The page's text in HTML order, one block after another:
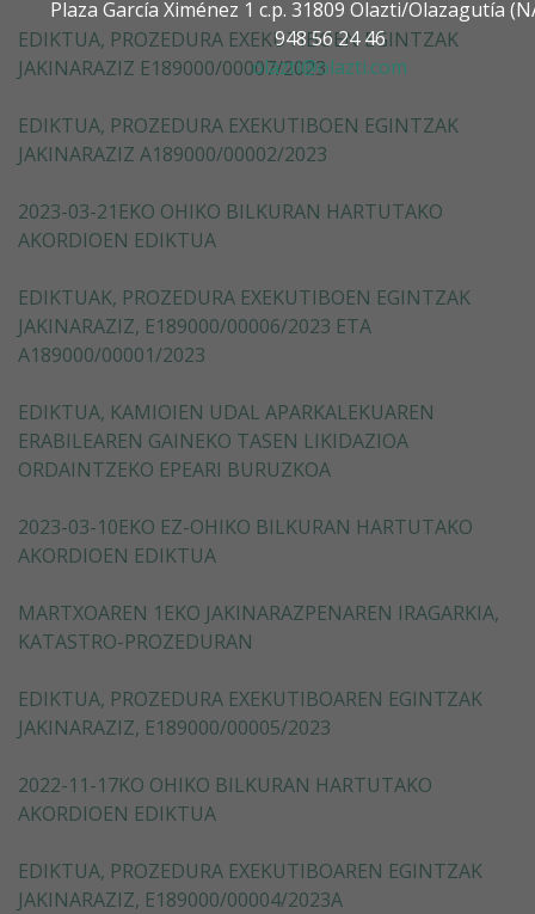
Plaza García Ximénez 1 c.p. 31809 Olazti/Olazagutía
948 56 24 46
olazti@olazti.com
EDIKTUA, PROZEDURA EXEKUTIBOEN EGINTZAK
JAKINARAZIZ E189000/00007/2023
EDIKTUA, PROZEDURA EXEKUTIBOEN EGINTZAK
JAKINARAZIZ A189000/00002/2023
2023-03-21EKO OHIKO BILKURAN HARTUTAKO
AKORDIOEN EDIKTUA
EDIKTUAK, PROZEDURA EXEKUTIBOEN EGINTZAK
JAKINARAZIZ, E189000/00006/2023 ETA
A189000/00001/2023
EDIKTUA, KAMIOIEN UDAL APARKALEKUAREN
ERABILEAREN GAINEKO TASEN LIKIDAZIOA
ORDAINTZEKO EPEARI BURUZKOA
2023-03-10EKO EZ-OHIKO BILKURAN HARTUTAKO
AKORDIOEN EDIKTUA
MARTXOAREN 1EKO JAKINARAZPENAREN IRAGARKIA,
KATASTRO-PROZEDURAN
EDIKTUA, PROZEDURA EXEKUTIBOAREN EGINTZAK
JAKINARAZIZ, E189000/00005/2023
2022-11-17KO OHIKO BILKURAN HARTUTAKO
AKORDIOEN EDIKTUA
EDIKTUA, PROZEDURA EXEKUTIBOAREN EGINTZAK
JAKINARAZIZ, E189000/00004/2023A